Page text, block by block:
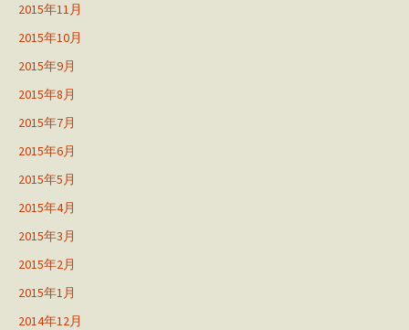
2015年11月
2015年10月
2015年9月
2015年8月
2015年7月
2015年6月
2015年5月
2015年4月
2015年3月
2015年2月
2015年1月
2014年12月